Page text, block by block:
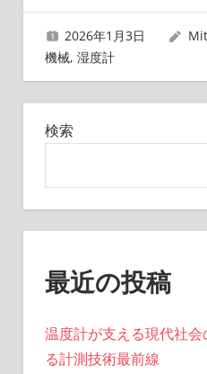
ゲ
ー
シ
ョ
2026年1月3日
機械, 湿度計
検索
最近の投稿
温度計が支える現代社
る計測技術最前線